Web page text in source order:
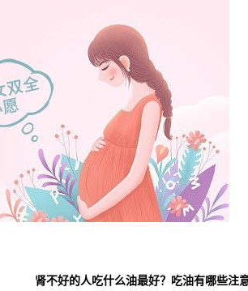
肾不好的人吃什么油最好？吃油有哪些注